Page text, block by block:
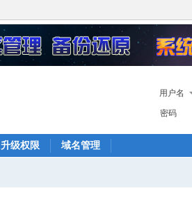
用户名
密码
升级权限 域名管理